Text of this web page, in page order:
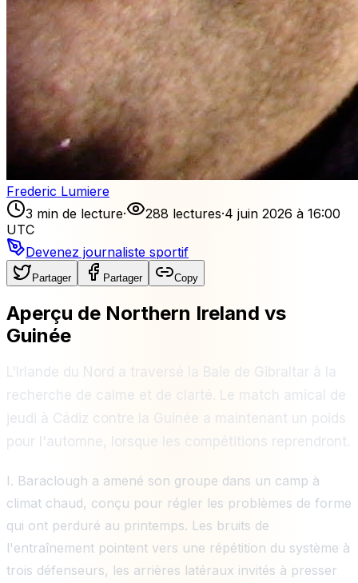
Frederic Lumiere
3 min de lecture· 288 lectures·4 juin 2026 à 16:00
UTC
Devenez journaliste sportif
Partager Partager Copy
Aperçu de Northern Ireland vs
Guinée
L'Irlande du Nord a traversé la Baie de Gibraltar à la
recherche de calme et de clarté. Le match amical de
jeudi à Cádiz contre la Guinée a maintenant un poids
pour l'automne, lorsque les compétitions reprendront.
I. Baraclough a amené son groupe dans un camp à
climat chaud, conçu pour régler les problèmes de forme
qui ont perduré au printemps. Les bruits de
l'entraînement pointent vers une répétition du système à
trois défenseurs, les arrières latéraux invités à presser